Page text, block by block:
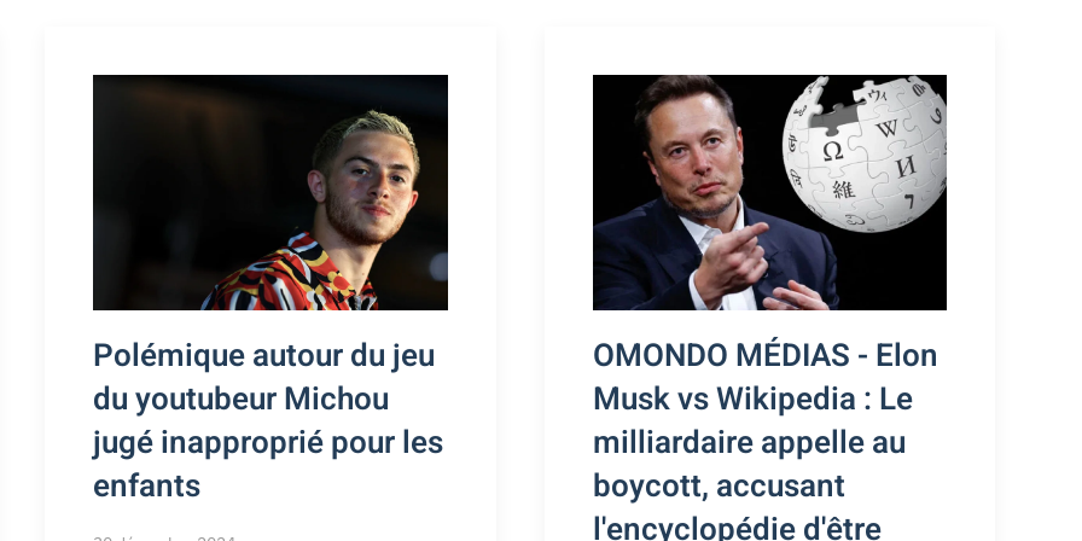
Polémique autour du jeu
du youtubeur Michou
jugé inapproprié pour les
enfants
OMONDO MÉDIAS - Elon
Musk vs Wikipedia : Le
milliardaire appelle au
boycott, accusant
l'encyclopédie d'être